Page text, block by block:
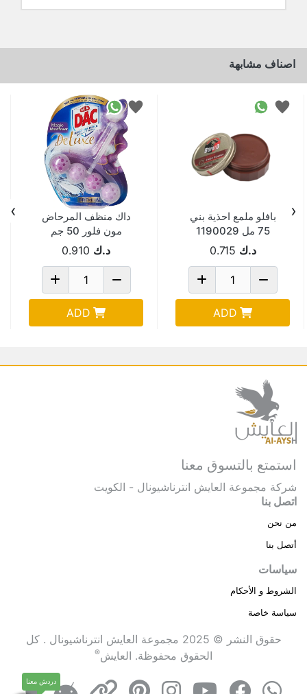
اصناف مشابهة
بافلو ملمع احذية بني
75 مل 1190029
د.ك 0.715
ADD
داك منظف المرحاض
مون فلور 50 جم
د.ك 0.910
ADD
‹
›
استمتع بالتسوق معنا
شركة مجموعة العايش انترناشيونال - الكويت
اتصل بنا
من نحن
أتصل بنا
سياسات
الشروط و الأحكام
سياسة خاصة
حقوق النشر © 2025 مجموعة العايش انترناشيونال . كل
الحقوق محفوظة. العايش®
دردش معنا